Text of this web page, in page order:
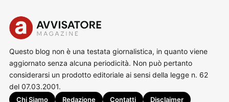
Questo blog non è una testata giornalistica, in quanto viene
aggiornato senza alcuna periodicità. Non può pertanto
considerarsi un prodotto editoriale ai sensi della legge n. 62
del 07.03.2001.
Chi Siamo Redazione Contatti Disclaimer